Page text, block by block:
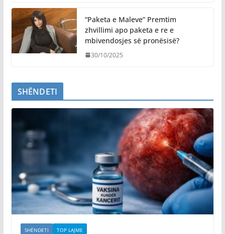
“Paketa e Maleve” Premtim
zhvillimi apo paketa e re e
mbivendosjes së pronësisë?
30/10/2025
SHËNDETI
SHËNDETI TOP LAJME